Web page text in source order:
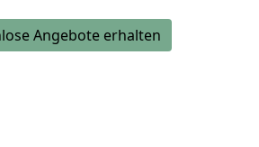
Angebote erhalten